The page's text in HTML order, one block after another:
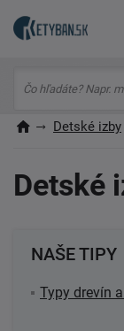
Detské izby
Detské
NAŠE TIPY
Typy drevín